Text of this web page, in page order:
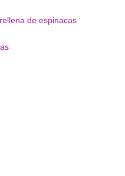
de espinacas